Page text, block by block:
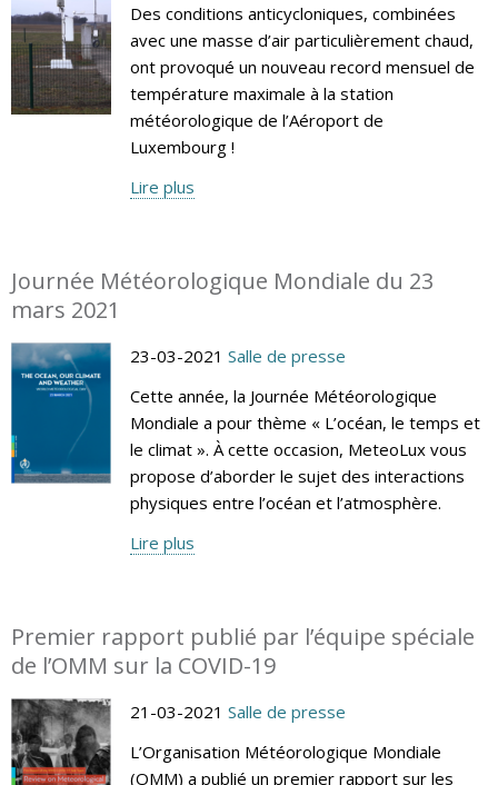
Des conditions anticycloniques, combinées
avec une masse d’air particulièrement chaud,
ont provoqué un nouveau record mensuel de
température maximale à la station
météorologique de l’Aéroport de
Luxembourg !
Lire plus
Journée Météorologique Mondiale du 23
mars 2021
23-03-2021 Salle de presse
Cette année, la Journée Météorologique
Mondiale a pour thème « L’océan, le temps et
le climat ». À cette occasion, MeteoLux vous
propose d’aborder le sujet des interactions
physiques entre l’océan et l’atmosphère.
Lire plus
Premier rapport publié par l’équipe spéciale
de l’OMM sur la COVID-19
21-03-2021 Salle de presse
L’Organisation Météorologique Mondiale
(OMM) a publié un premier rapport sur les